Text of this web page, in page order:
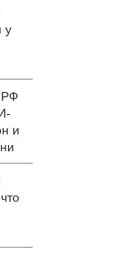
у
РФ
и